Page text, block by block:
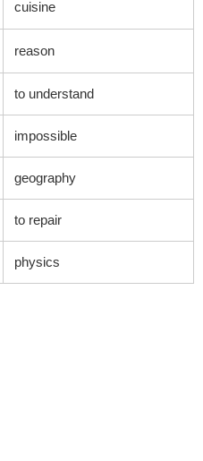
cuisine
reason
to understand
impossible
geography
to repair
physics